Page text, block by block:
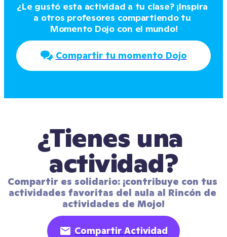
¿Le gustó esta actividad a tu clase? ¡Inspira
a otros profesores compartiendo tu
Momento Dojo con el mundo!
Compartir tu momento Dojo
¿Tienes una
actividad?
Compartir es solidario: ¡contribuye con tus
actividades favoritas del aula al Rincón de
actividades de Mojo!
Compartir Actividad